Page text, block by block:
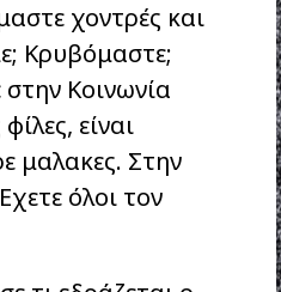
χοντρές και
Κρυβόμαστε;
Κοινωνία
είναι
μαλακες. Στην
όλοι τον